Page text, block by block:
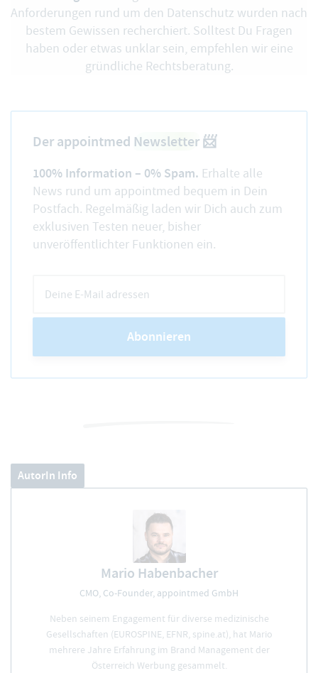
Anforderungen rund um den Datenschutz wurden nach
bestem Gewissen recherchiert. Solltest Du Fragen
haben oder etwas unklar sein, empfehlen wir eine
gründliche Rechtsberatung.
Der appointmed Newsletter📨
100% Information – 0% Spam. Erhalte alle
News rund um appointmed bequem in Dein
Postfach. Regelmäßig laden wir Dich auch zum
exklusiven Testen neuer, bisher
unveröffentlichter Funktionen ein.
Abonnieren
AutorIn Info
Mario Habenbacher
CMO, Co-Founder, appointmed GmbH
Neben seinem Engagement für diverse medizinische
Gesellschaften (EUROSPINE, EFNR, spine.at), hat Mario
mehrere Jahre Erfahrung im Brand Management der
Österreich Werbung gesammelt.